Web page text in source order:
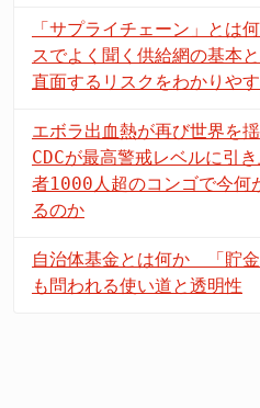
「サプライチェーン」とは
スでよく聞く供給網の基本
直面するリスクをわかりや
エボラ出血熱が再び世界を
CDCが最高警戒レベルに引
者1000人超のコンゴで今何
るのか
自治体基金とは何か 「貯
も問われる使い道と透明性